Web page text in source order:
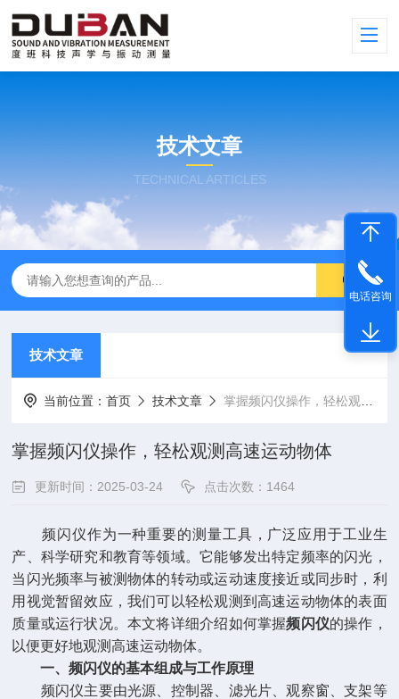
技术文章
TECHNICAL ARTICLES
技术文章
当前位置：首页 技术文章 掌握频闪仪操作，轻松观测高速运动物体
掌握频闪仪操作，轻松观测高速运动物体
更新时间：2025-03-24 点击次数：1464
频闪仪作为一种重要的测量工具，广泛应用于工业生
产、科学研究和教育等领域。它能够发出特定频率的闪光，
当闪光频率与被测物体的转动或运动速度接近或同步时，利
用视觉暂留效应，我们可以轻松观测到高速运动物体的表面
质量或运行状况。本文将详细介绍如何掌握频闪仪的操作，
以便更好地观测高速运动物体。
一、频闪仪的基本组成与工作原理
频闪仪主要由光源、控制器、滤光片、观察窗、支架等
电话咨询